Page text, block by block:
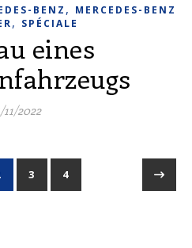
BENZ , MERCEDES-BENZ
, SPÉCIALE
eines
11/2022
3 4